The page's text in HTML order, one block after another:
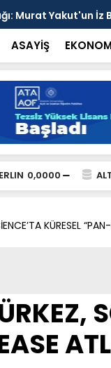
Enver Paşa'yı
ASAYİŞ
0,0000
KÜRESEL